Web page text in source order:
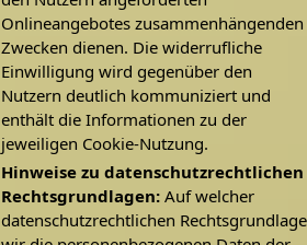
Onlineangebotes zusammenhängenden
Zwecken dienen. Die widerrufliche
Einwilligung wird gegenüber den
Nutzern deutlich kommuniziert und
enthält die Informationen zu der
jeweiligen Cookie-Nutzung.
Hinweise zu datenschutzrechtlichen
Rechtsgrundlagen: Auf welcher
datenschutzrechtlichen Rechtsgrundlage